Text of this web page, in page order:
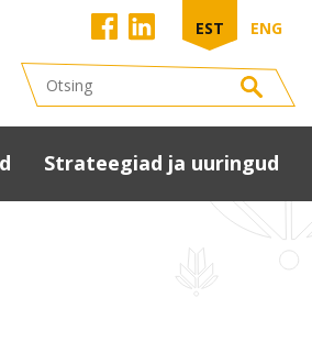
EST ENG
Strateegiad ja uuringud
arengustrateegia 2040
Kultuuristrateegia 2025